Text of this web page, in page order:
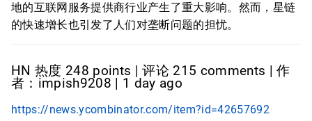
地的互联网服务提供商行业产生了重大影响。然而，星链
的快速增长也引发了人们对垄断问题的担忧。
HN 热度 248 points | 评论 215 comments | 作
者：impish9208 | 1 day ago
https://news.ycombinator.com/item?id=42657692